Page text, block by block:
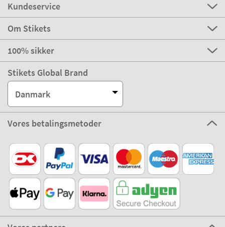
Kundeservice
Om Stikets
100% sikker
Stikets Global Brand
Danmark
Vores betalingsmetoder